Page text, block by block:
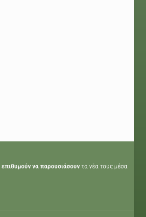
επιθυμούν να παρουσιάσουντα νέα τους μέσα